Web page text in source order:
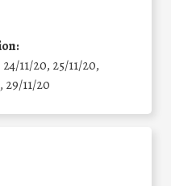
11/20, 25/11/20,
29/11/20